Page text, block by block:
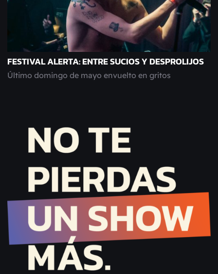
FESTIVAL ALERTA: ENTRE SUCIOS Y DESPROLIJOS
Último domingo de mayo envuelto en gritos